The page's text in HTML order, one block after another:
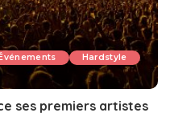
Événements
Hardstyle
ses premiers artistes